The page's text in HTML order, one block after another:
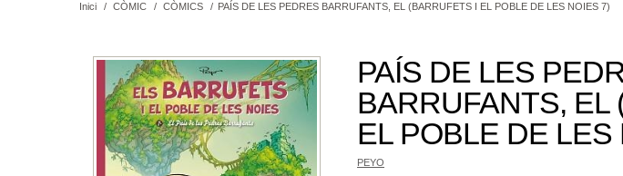
Inici / CÒMIC / CÒMICS / PAÍS DE LES PEDRES BARRUFANTS, EL (BARRUFETS I EL POBLE DE LES NOIES 7)
PAÍS DE LES
BARRUFANTS, EL
EL POBLE DE LES
PEYO